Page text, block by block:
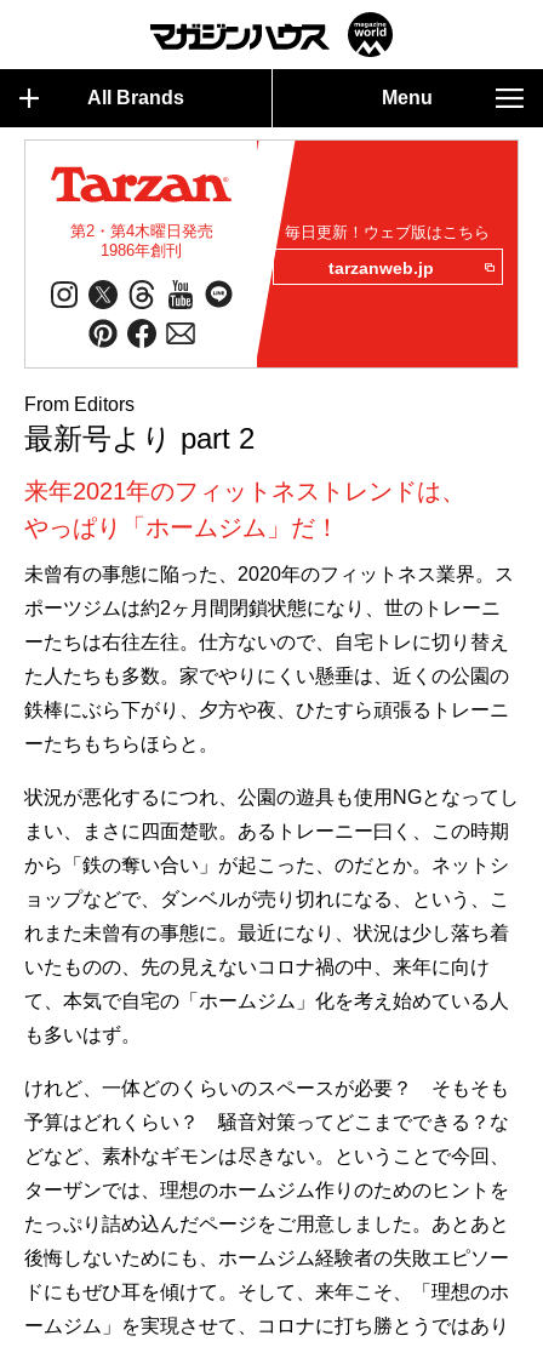
All Brands Menu
第2・第4木曜日発売
1986年創刊
毎日更新！ウェブ版はこちら
tarzanweb.jp
From Editors
最新号より part 2
来年2021年のフィットネストレンドは、
やっぱり「ホームジム」だ！
未曾有の事態に陥った、2020年のフィットネス業界。ス
ポーツジムは約2ヶ月間閉鎖状態になり、世のトレーニ
ーたちは右往左往。仕方ないので、自宅トレに切り替え
た人たちも多数。家でやりにくい懸垂は、近くの公園の
鉄棒にぶら下がり、夕方や夜、ひたすら頑張るトレーニ
ーたちもちらほらと。
状況が悪化するにつれ、公園の遊具も使用NGとなってし
まい、まさに四面楚歌。あるトレーニー曰く、この時期
から「鉄の奪い合い」が起こった、のだとか。ネットシ
ョップなどで、ダンベルが売り切れになる、という、こ
れまた未曾有の事態に。最近になり、状況は少し落ち着
いたものの、先の見えないコロナ禍の中、来年に向け
て、本気で自宅の「ホームジム」化を考え始めている人
も多いはず。
けれど、一体どのくらいのスペースが必要？ そもそも
予算はどれくらい？ 騒音対策ってどこまでできる？な
どなど、素朴なギモンは尽きない。ということで今回、
ターザンでは、理想のホームジム作りのためのヒントを
たっぷり詰め込んだページをご用意しました。あとあと
後悔しないためにも、ホームジム経験者の失敗エピソー
ドにもぜひ耳を傾けて。そして、来年こそ、「理想のホ
ームジム」を実現させて、コロナに打ち勝とうではあり